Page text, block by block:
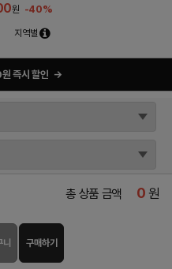
원 -40%
지역별
즉시 할인 →
총 상품 금액 0 원
구매하기